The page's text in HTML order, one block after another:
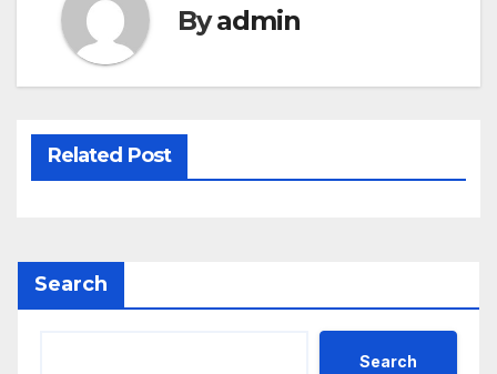
Byadmin
Related Post
Search
Search